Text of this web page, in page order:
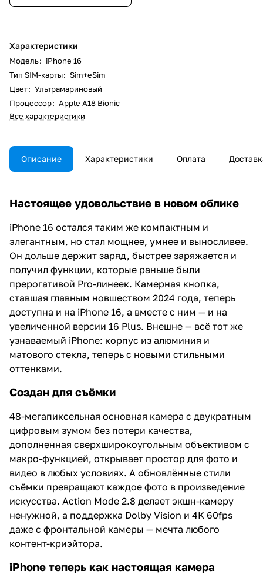
Характеристики
Модель: iPhone 16
Тип SIM-карты: Sim+eSim
Цвет: Ультрамариновый
Процессор: Apple A18 Bionic
Все характеристики
Описание Характеристики Оплата
Настоящее удовольствие в новом облике
iPhone 16 остался таким же компактным и
элегантным, но стал мощнее, умнее и выносливее.
Он дольше держит заряд, быстрее заряжается и
получил функции, которые раньше были
прерогативой Pro-линеек. Камерная кнопка,
ставшая главным новшеством 2024 года, теперь
доступна и на iPhone 16, а вместе с ним — и на
увеличенной версии 16 Plus. Внешне — всё тот же
узнаваемый iPhone: корпус из алюминия и
матового стекла, теперь с новыми стильными
оттенками.
Создан для съёмки
48-мегапиксельная основная камера с двукратным
цифровым зумом без потери качества,
дополненная сверхширокоугольным объективом с
макро-функцией, открывает простор для фото и
видео в любых условиях. А обновлённые стили
съёмки превращают каждое фото в произведение
искусства. Action Mode 2.8 делает экшн-камеру
ненужной, а поддержка Dolby Vision и 4K 60fps
даже с фронтальной камеры — мечта любого
контент-криэйтора.
iPhone теперь как настоящая камера